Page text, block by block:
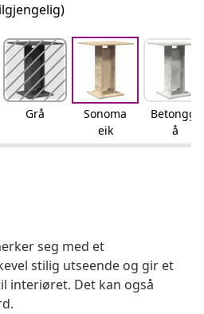
Grå
Sonoma
eik
Betonggr
å
seg med et
stilig utseende og gir et
interiøret. Det kan også